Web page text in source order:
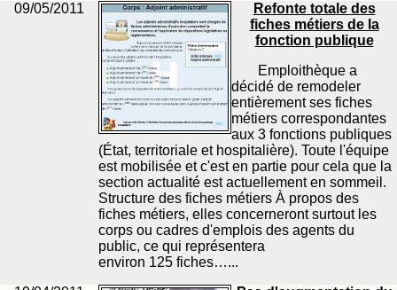
09/05/2011
Refonte totale des
fiches métiers de la
fonction publique
Emploithèque a
décidé de remodeler
entièrement ses fiches
métiers correspondantes
aux 3 fonctions publiques
(État, territoriale et hospitalière). Toute l'équipe
est mobilisée et c'est en partie pour cela que la
section actualité est actuellement en sommeil.
Structure des fiches métiers À propos des
fiches métiers, elles concerneront surtout les
corps ou cadres d'emplois des agents du
public, ce qui représentera
environ 125 fiches…...